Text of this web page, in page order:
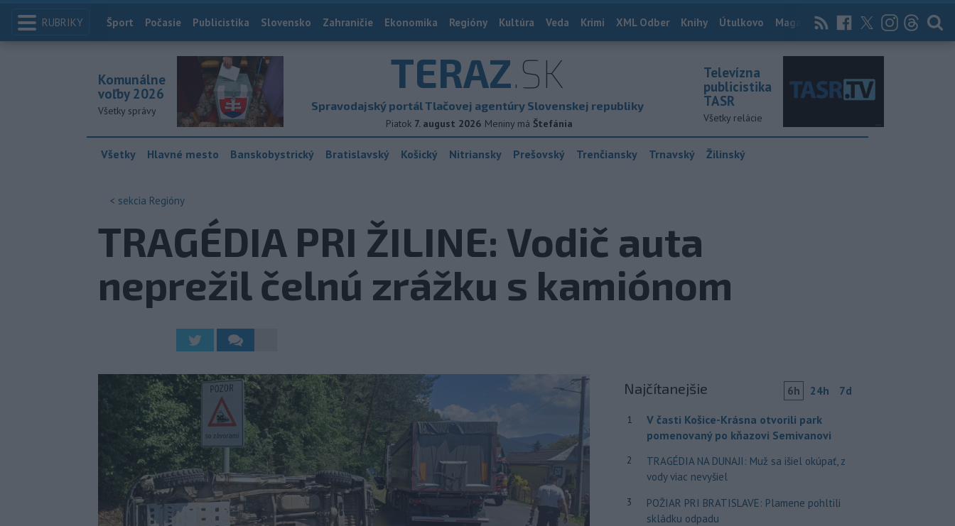
RUBRIKY Index
Šport Počasie Publicistika Slovensko Zahraničie Ekonomika Regióny Kultúra Veda Krimi XML Odber Knihy Útulkovo Magazín News Now Archív
TERAZ.SK
Spravodajský portál Tlačovej agentúry Slovenskej republiky
Piatok 7. august 2026 Meniny má Štefánia
Komunálne
voľby 2026
Všetky správy
Televízna
publicistika
TASR
Všetky relácie
Všetky Hlavné mesto Banskobystrický Bratislavský Košický Nitriansky Prešovský Trenčiansky Trnavský Žilinský
< sekcia Regióny
TRAGÉDIA PRI ŽILINE: Vodič auta
neprežil čelnú zrážku s kamiónom
Najčítanejšie 6h 24h 7d
1
V časti Košice-Krásna otvorili park
pomenovaný po kňazovi Semivanovi
2
TRAGÉDIA NA DUNAJI: Muž sa išiel okúpať, z
vody viac nevyšiel
3
POŽIAR PRI BRATISLAVE: Plamene pohltili
skládku odpadu